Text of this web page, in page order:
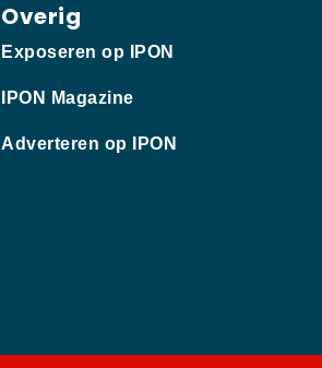
Overig
Exposeren op IPON
IPON Magazine
Adverteren op IPON